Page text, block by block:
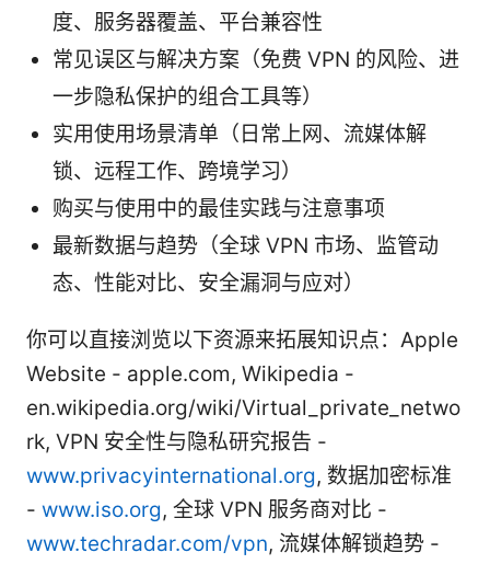
度、服务器覆盖、平台兼容性
常见误区与解决方案（免费 VPN 的风险、进
一步隐私保护的组合工具等）
实用使用场景清单（日常上网、流媒体解
锁、远程工作、跨境学习）
购买与使用中的最佳实践与注意事项
最新数据与趋势（全球 VPN 市场、监管动
态、性能对比、安全漏洞与应对）
你可以直接浏览以下资源来拓展知识点：Apple
Website - apple.com, Wikipedia -
en.wikipedia.org/wiki/Virtual_private_netwo
rk, VPN 安全性与隐私研究报告 -
www.privacyinternational.org, 数据加密标准
- www.iso.org, 全球 VPN 服务商对比 -
www.techradar.com/vpn, 流媒体解锁趋势 -